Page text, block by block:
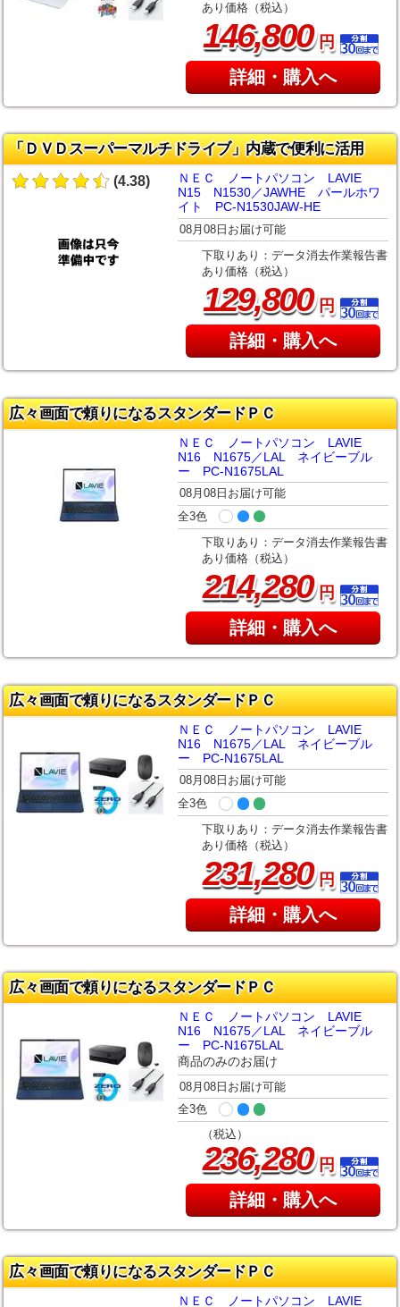
あり価格（税込）
146,800円
詳細・購入へ
「ＤＶＤスーパーマルチドライブ」内蔵で便利に活用
(4.38)
ＮＥＣ ノートパソコン LAVIE
N15 N1530／JAWHE パールホワ
イト PC-N1530JAW-HE
08月08日お届け可能
下取りあり：データ消去作業報告書
あり価格（税込）
129,800円
詳細・購入へ
広々画面で頼りになるスタンダードＰＣ
ＮＥＣ ノートパソコン LAVIE
N16 N1675／LAL ネイビーブル
ー PC-N1675LAL
08月08日お届け可能
全3色
下取りあり：データ消去作業報告書
あり価格（税込）
214,280円
詳細・購入へ
広々画面で頼りになるスタンダードＰＣ
ＮＥＣ ノートパソコン LAVIE
N16 N1675／LAL ネイビーブル
ー PC-N1675LAL
08月08日お届け可能
全3色
下取りあり：データ消去作業報告書
あり価格（税込）
231,280円
詳細・購入へ
広々画面で頼りになるスタンダードＰＣ
ＮＥＣ ノートパソコン LAVIE
N16 N1675／LAL ネイビーブル
ー PC-N1675LAL
商品のみのお届け
08月08日お届け可能
全3色
（税込）
236,280円
詳細・購入へ
広々画面で頼りになるスタンダードＰＣ
ＮＥＣ ノートパソコン LAVIE